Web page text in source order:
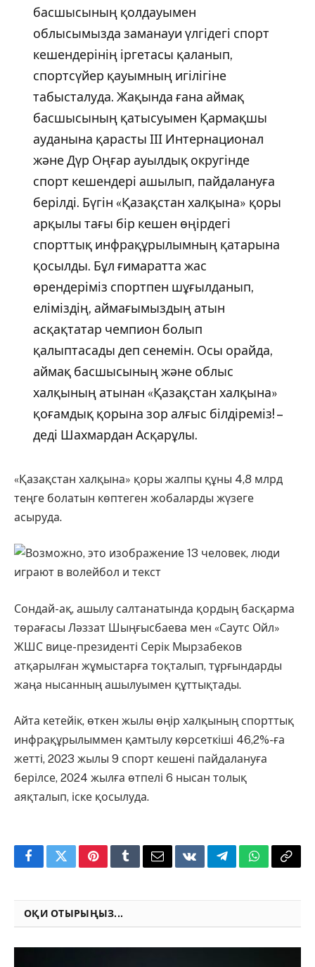
басшысының қолдауымен
облысымызда заманауи үлгідегі спорт
кешендерінің іргетасы қаланып,
спортсүйер қауымның игілігіне
табысталуда. Жақында ғана аймақ
басшысының қатысуымен Қармақшы
ауданына қарасты ІІІ Интернационал
және Дүр Оңғар ауылдық округінде
спорт кешендері ашылып, пайдалануға
берілді. Бүгін «Қазақстан халқына» қоры
арқылы тағы бір кешен өңірдегі
спорттық инфрақұрылымның қатарына
қосылды. Бұл ғимаратта жас
өрендеріміз спортпен шұғылданып,
еліміздің, аймағымыздың атын
асқақтатар чемпион болып
қалыптасады деп сенемін. Осы орайда,
аймақ басшысының және облыс
халқының атынан «Қазақстан халқына»
қоғамдық қорына зор алғыс білдіреміз! –
деді Шахмардан Асқарұлы.
«Қазақстан халқына» қоры жалпы құны 4,8 млрд
теңге болатын көптеген жобаларды жүзеге
асыруда.
Сондай-ақ, ашылу салтанатында қордың басқарма
төрағасы Ләззат Шыңғысбаева мен «Саутс Ойл»
ЖШС вице-президенті Серік Мырзабеков
атқарылған жұмыстарға тоқталып, тұрғындарды
жаңа нысанның ашылуымен құттықтады.
Айта кетейік, өткен жылы өңір халқының спорттық
инфрақұрылыммен қамтылу көрсеткіші 46,2%-ға
жетті, 2023 жылы 9 спорт кешені пайдалануға
берілсе, 2024 жылға өтпелі 6 нысан толық
аяқталып, іске қосылуда.
FacebookTwitterPinterestTumblrEmailVKontakteTelegramWhatsApp
Copy
ОҚИ ОТЫРЫҢЫЗ...